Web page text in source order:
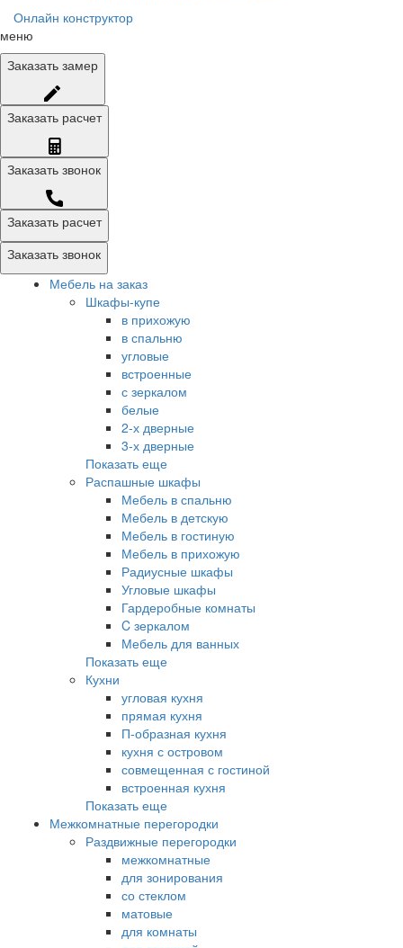
Онлайн конструктор
меню
Заказать замер
Заказать расчет
Заказать звонок
Заказать расчет
Заказать звонок
Мебель на заказ
Шкафы-купе
в прихожую
в спальню
угловые
встроенные
с зеркалом
белые
2-х дверные
3-х дверные
Показать еще
Распашные шкафы
Мебель в спальню
Мебель в детскую
Мебель в гостиную
Мебель в прихожую
Радиусные шкафы
Угловые шкафы
Гардеробные комнаты
C зеркалом
Мебель для ванных
Показать еще
Кухни
угловая кухня
прямая кухня
П-образная кухня
кухня с островом
совмещенная с гостиной
встроенная кухня
Показать еще
Межкомнатные перегородки
Раздвижные перегородки
межкомнатные
для зонирования
со стеклом
матовые
для комнаты